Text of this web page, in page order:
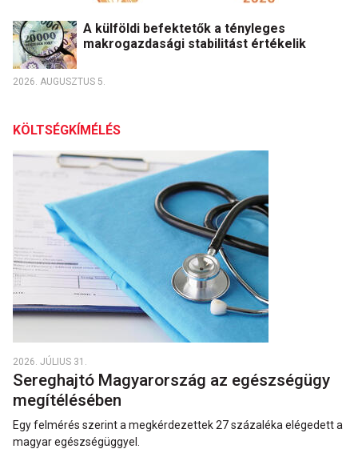
A külföldi befektetők a tényleges
makrogazdasági stabilitást értékelik
2026. AUGUSZTUS 5.
KÖLTSÉGKÍMÉLÉS
2026. JÚLIUS 31.
Sereghajtó Magyarország az egészségügy
megítélésében
Egy felmérés szerint a megkérdezettek 27 százaléka elégedett a
magyar egészségüggyel.